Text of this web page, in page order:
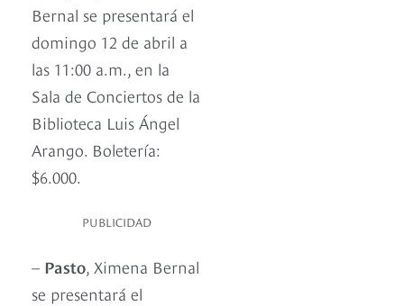
Bernal se presentará el
domingo 12 de abril a
las 11:00 a.m., en la
Sala de Conciertos de la
Biblioteca Luis Ángel
Arango. Boletería:
$6.000.
PUBLICIDAD
– Pasto, Ximena Bernal
se presentará el